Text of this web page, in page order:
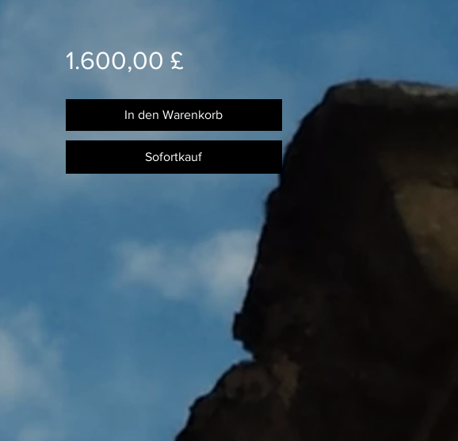
1.600,00 £Preis
In den Warenkorb
Sofortkauf